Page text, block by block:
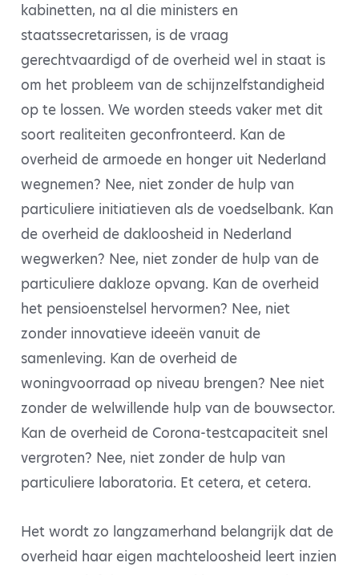
kabinetten, na al die ministers en
staatssecretarissen, is de vraag
gerechtvaardigd of de overheid wel in staat is
om het probleem van de schijnzelfstandigheid
op te lossen. We worden steeds vaker met dit
soort realiteiten geconfronteerd. Kan de
overheid de armoede en honger uit Nederland
wegnemen? Nee, niet zonder de hulp van
particuliere initiatieven als de voedselbank. Kan
de overheid de dakloosheid in Nederland
wegwerken? Nee, niet zonder de hulp van de
particuliere dakloze opvang. Kan de overheid
het pensioenstelsel hervormen? Nee, niet
zonder innovatieve ideeën vanuit de
samenleving. Kan de overheid de
woningvoorraad op niveau brengen? Nee niet
zonder de welwillende hulp van de bouwsector.
Kan de overheid de Corona-testcapaciteit snel
vergroten? Nee, niet zonder de hulp van
particuliere laboratoria. Et cetera, et cetera.
Het wordt zo langzamerhand belangrijk dat de
overheid haar eigen machteloosheid leert inzien